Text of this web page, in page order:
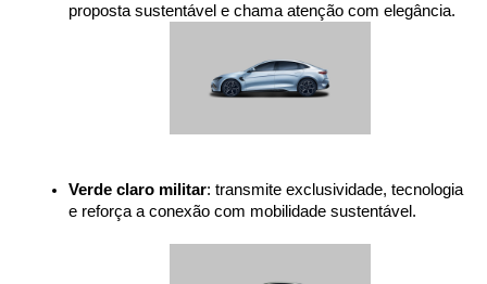
proposta sustentável e chama atenção com elegância.
Verde claro militar: transmite exclusividade, tecnologia
e reforça a conexão com mobilidade sustentável.